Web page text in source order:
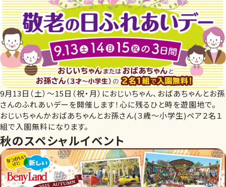
9月13日（土）～15日（祝・月）におじいちゃん、おばあちゃんとお孫
さんのふれあいデーを開催します！心に残るひと時を遊園地で。
おじいちゃんかおばあちゃんとお孫さん(３歳～小学生)ペア２名１
組で入園無料になります。
秋のスペシャルイベント